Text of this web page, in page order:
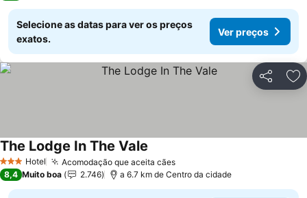
Selecione as datas para ver os preços
exatos.
Ver preços
Partilhar
3 EstrelasHotel Acomodação que aceita cães
The Lodge In The Vale
8,4 Muito boa 2.746 a 6.7 km de Centro da cidade